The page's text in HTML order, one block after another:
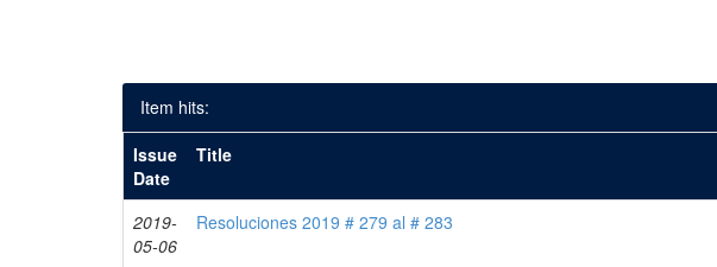
Item hits:
Issue
Date
Title
2019-
05-06
Resoluciones 2019 # 279 al # 283